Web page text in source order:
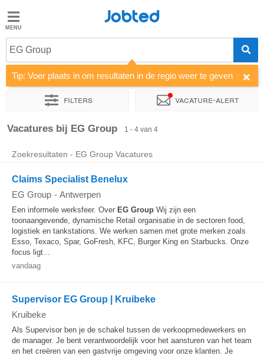
Jobted
Taal
fr
Jobted
EG Group
Tip: Voer plaats in om resultaten in de regio weer te geven
Filters Vacature-alert
Sorteer op Bedrijf
Vacatures bij EG Group 1 - 4 van 4
Zoekresultaten - EG Group Vacatures
Claims Specialist Benelux
EG Group - Antwerpen
Een informele werksfeer. Over EG Group Wij zijn een
toonaangevende, dynamische Retail organisatie in de sectoren food,
logistiek en tankstations. We werken samen met grote merken zoals
Esso, Texaco, Spar, GoFresh, KFC, Burger King en Starbucks. Onze
focus ligt...
vandaag
Supervisor EG Group | Kruibeke
Kruibeke
Als Supervisor ben je de schakel tussen de verkoopmedewerkers en
de manager. Je bent verantwoordelijk voor het aansturen van het team
en het creëren van een gastvrije omgeving voor onze klanten. Je